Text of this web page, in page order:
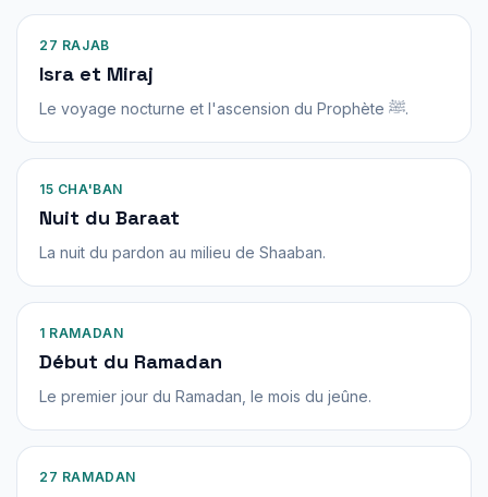
27 RAJAB
Isra et Miraj
Le voyage nocturne et l'ascension du Prophète ﷺ.
15 CHA'BAN
Nuit du Baraat
La nuit du pardon au milieu de Shaaban.
1 RAMADAN
Début du Ramadan
Le premier jour du Ramadan, le mois du jeûne.
27 RAMADAN